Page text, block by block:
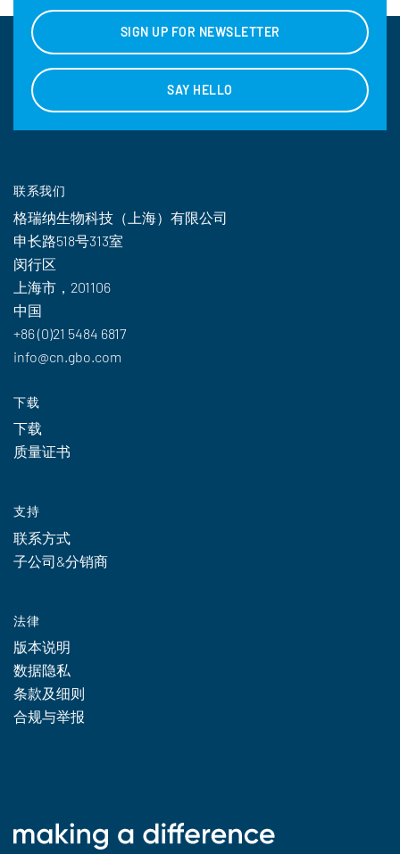
SIGN UP FOR NEWSLETTER
SAY HELLO
联系我们
格瑞纳生物科技（上海）有限公司
申长路518号313室
闵行区
上海市，201106
中国
+86 (0)21 5484 6817
info@cn.gbo.com
下载
下载
质量证书
支持
联系方式
子公司&分销商
法律
版本说明
数据隐私
条款及细则
合规与举报